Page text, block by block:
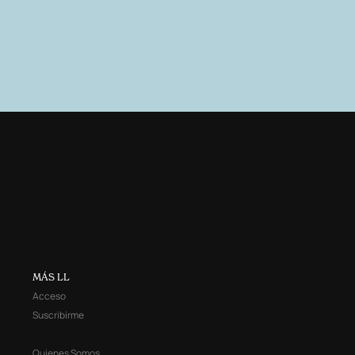
MÁS LL
Acceso
Suscribirme